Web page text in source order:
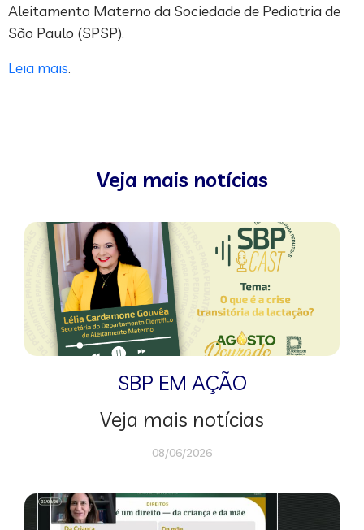
Aleitamento Materno da Sociedade de Pediatria de
São Paulo (SPSP).
Leia mais.
Veja mais notícias
SBP EM AÇÃO
Veja mais notícias
08/06/2026